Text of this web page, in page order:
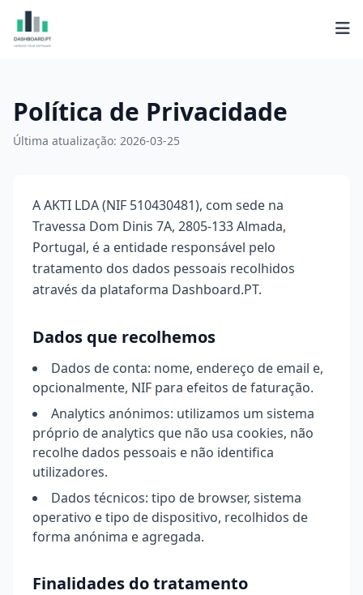
Política de Privacidade
Última atualização: 2026-03-25
A AKTI LDA (NIF 510430481), com sede na
Travessa Dom Dinis 7A, 2805-133 Almada,
Portugal, é a entidade responsável pelo
tratamento dos dados pessoais recolhidos
através da plataforma Dashboard.PT.
Dados que recolhemos
Dados de conta: nome, endereço de email e,
opcionalmente, NIF para efeitos de faturação.
Analytics anónimos: utilizamos um sistema
próprio de analytics que não usa cookies, não
recolhe dados pessoais e não identifica
utilizadores.
Dados técnicos: tipo de browser, sistema
operativo e tipo de dispositivo, recolhidos de
forma anónima e agregada.
Finalidades do tratamento